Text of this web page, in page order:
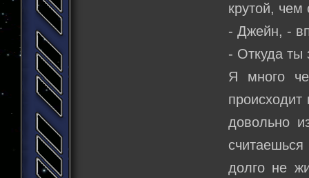
крутой, чем
- Джейн, -
- Откуда ты
Я много
довольно
долго не